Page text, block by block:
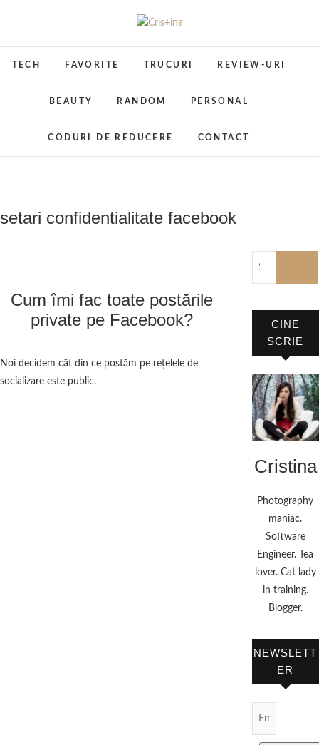
Cris+ina
TECH FAVORITE TRUCURI REVIEW-URI
BEAUTY RANDOM PERSONAL
CODURI DE REDUCERE CONTACT
setari confidentialitate facebook
Cum îmi fac toate postările
private pe Facebook?
Noi decidem cât din ce postăm pe reţelele de
socializare este public.
CINE
SCRIE
Cristina
Photography
maniac.
Software
Engineer. Tea
lover. Cat lady
in training.
Blogger.
NEWSLETT
ER